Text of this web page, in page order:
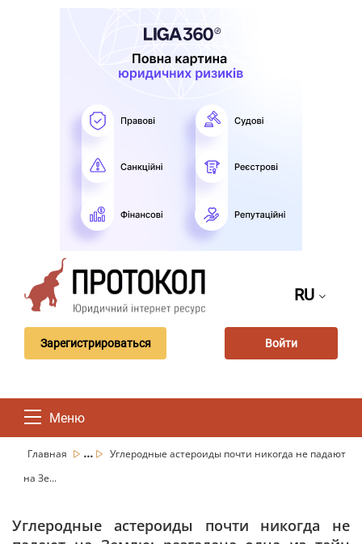
RU
Зарегистрироваться Войти
Меню
Главная ...
Углеродные астероиды почти никогда не падают
на Зе...
Углеродные астероиды почти никогда не